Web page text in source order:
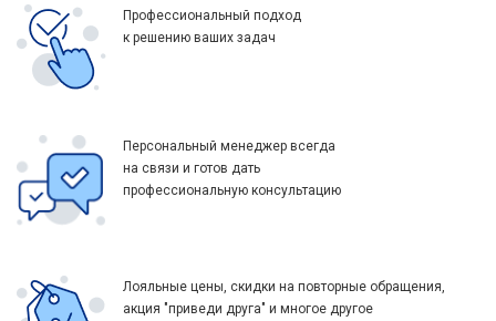
Профессиональный подход
к решению ваших задач
Персональный менеджер всегда
на связи и готов дать
профессиональную консультацию
Лояльные цены, скидки на повторные обращения,
акция "приведи друга" и многое другое